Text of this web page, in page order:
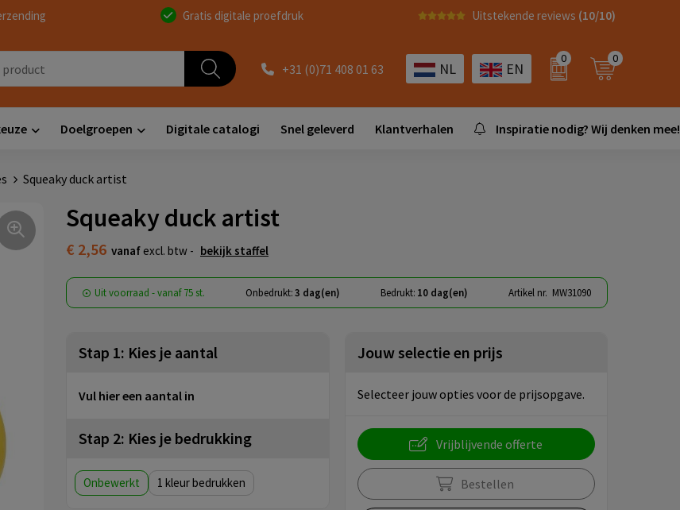
Gratis digitale proefdruk Uitstekende reviews (10/10)
+31 (0)71 408 01 63 NL EN
0 0
Doelgroepen Digitale catalogi Snel geleverd Klantverhalen Inspiratie nodig? Wij denken mee!
Squeaky duck artist
Squeaky duck artist
€ 2,56 vanaf excl. btw - bekijk staffel
Uit voorraad -vanaf75 st. Onbedrukt:3 dag(en) Bedrukt: 10 dag(en) Artikel nr. MW31090
Stap 1: Kies je aantal
Vul hier een aantal in
Stap 2: Kies je bedrukking
Onbewerkt 1
Jouw selectie en prijs
Selecteer jouw opties voor de prijsopgave.
Vrijblijvende offerte
Bestellen